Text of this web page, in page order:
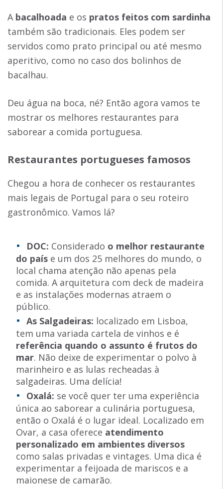
A bacalhoada e os pratos feitos com sardinha
também são tradicionais. Eles podem ser
servidos como prato principal ou até mesmo
aperitivo, como no caso dos bolinhos de
bacalhau.
Deu água na boca, né? Então agora vamos te
mostrar os melhores restaurantes para
saborear a comida portuguesa.
Restaurantes portugueses famosos
Chegou a hora de conhecer os restaurantes
mais legais de Portugal para o seu roteiro
gastronômico. Vamos lá?
DOC: Considerado o melhor restaurante
do paíse um dos 25 melhores do mundo, o
local chama atenção não apenas pela
comida. A arquitetura com deck de madeira
e as instalações modernas atraem o
público.
As Salgadeiras: localizado em Lisboa,
tem uma variada cartela de vinhos e é
referência quando o assunto é frutos do
mar. Não deixe de experimentar o polvo à
marinheiro e as lulas recheadas à
salgadeiras. Uma delícia!
Oxalá: se você quer ter uma experiência
única ao saborear a culinária portuguesa,
então o Oxalá é o lugar ideal. Localizado em
Ovar, a casa oferece atendimento
personalizado em ambientes diversos
como salas privadas e vintages. Uma dica é
experimentar a feijoada de mariscos e a
maionese de camarão.